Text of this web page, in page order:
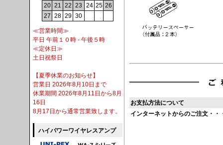
お支払方法について
インターネットからのご注文・・
20 21 22 23 24 25 26
27 28 29 30
≪営業時間≫
平日 午前１０時 - 午後５時
≪定休日≫
土日祝祭日
【夏季休業のお知らせ】
営業日 2026年8月10日まで
休業期間 2026年8月11日から8月
16日
8月17日から通常営業致します。
ハイパワーワイヤレスアンプ